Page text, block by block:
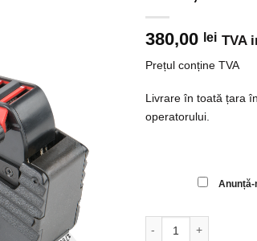
380,00 lei TVA
Prețul conține TVA
Livrare în toată țara
operatorului.
Anunță-